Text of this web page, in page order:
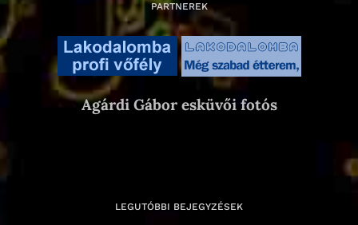
PARTNEREK
Agárdi Gábor esküvői fotós
LEGUTÓBBI BEJEGYZÉSEK